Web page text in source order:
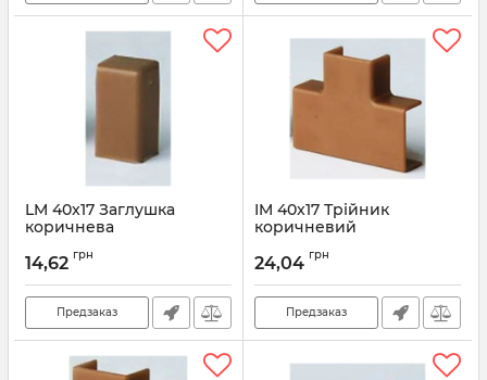
LM 40x17 Заглушка
коричнева
14,62 грн
Предзаказ
IM 40x17 Трійник
коричневий
24,04 грн
Предзаказ